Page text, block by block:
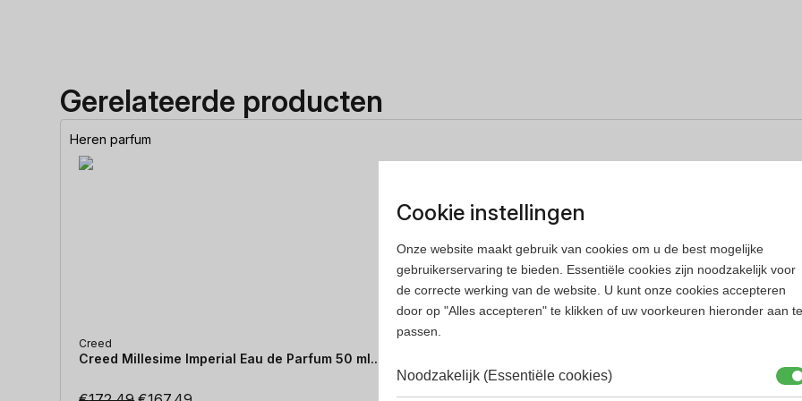
Gerelateerde producten
Heren parfum
Creed
Creed Millesime Imperial Eau de Parfum 50 ml...
Cookie instellingen
Onze website maakt gebruik van cookies om u de best mogelijke
gebruikerservaring te bieden. Essentiële cookies zijn noodzakelijk voor
de correcte werking van de website. U kunt onze cookies accepteren
door op "Alles accepteren" te klikken of uw voorkeuren hieronder aan te
passen.
Noodzakelijk (Essentiële cookies)